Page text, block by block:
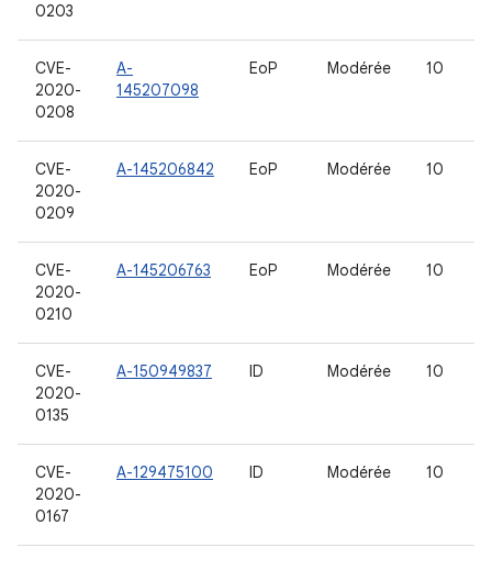
0203
CVE-
2020-
0208
A-
145207098
EoP Modérée 10
CVE-
2020-
0209
A-145206842 EoP Modérée 10
CVE-
2020-
0210
A-145206763 EoP Modérée 10
CVE-
2020-
0135
A-150949837 ID Modérée 10
CVE-
2020-
0167
A-129475100 ID Modérée 10